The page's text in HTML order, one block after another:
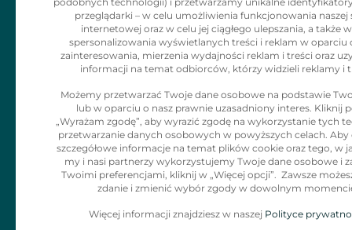
przeglądarki – w celu umożliwienia funkcjonowania naszej
internetowej oraz w celu jej ciągłego ulepszania, a także
spersonalizowania wyświetlanych treści i reklam w oparciu
zainteresowania, mierzenia wydajności reklam i treści oraz
informacji na temat odbiorców, którzy widzieli reklamy i
Możemy przetwarzać Twoje dane osobowe na podstawie
lub w oparciu o nasz prawnie uzasadniony interes. Kliknij
„Wyrażam zgodę”, aby wyrazić zgodę na wykorzystanie tych
przetwarzanie danych osobowych w powyższych celach.
szczegółowe informacje na temat plików cookie oraz tego, w
my i nasi partnerzy wykorzystujemy Twoje dane osobowe i
Twoimi preferencjami, kliknij w „Więcej opcji”. Zawsze
zdanie i zmienić wybór zgody w dowolnym
Więcej informacji znajdziesz w naszej Polityce
Informacje dla
klienta
Polityka Cookies
Klauzula
Informacyjna dla
adresatów
korespodencji
Zgłaszanie